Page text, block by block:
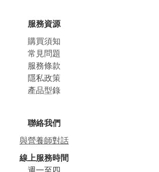
服務資源
購買須知
常見問題
服務條款
隱私政策
產品型錄
聯絡我們
與營養師對話
線上服務時間
週一至四